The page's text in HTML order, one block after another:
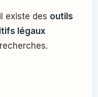
existe des outils
légaux